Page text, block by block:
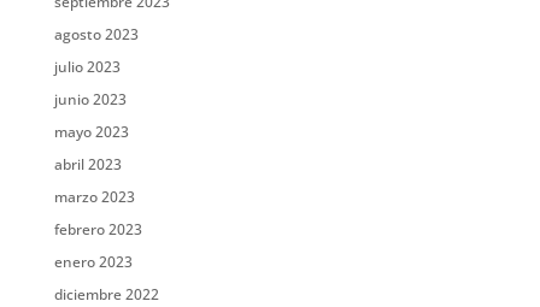
agosto 2023
julio 2023
junio 2023
mayo 2023
abril 2023
marzo 2023
febrero 2023
enero 2023
diciembre 2022